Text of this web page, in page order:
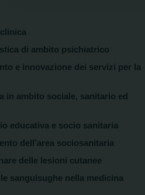
di ambito psichiatrico
e innovazione dei servizi per la
in ambito sociale, sanitario ed
educativa e socio sanitaria
dell’area sociosanitaria
delle lesioni cutanee
sanguisughe nella medicina